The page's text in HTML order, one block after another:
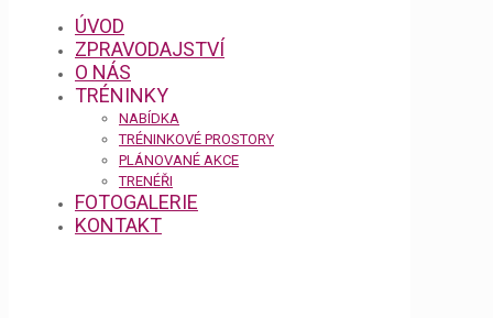
ÚVOD
ZPRAVODAJSTVÍ
O NÁS
TRÉNINKY
NABÍDKA
TRÉNINKOVÉ PROSTORY
PLÁNOVANÉ AKCE
TRENÉŘI
FOTOGALERIE
KONTAKT